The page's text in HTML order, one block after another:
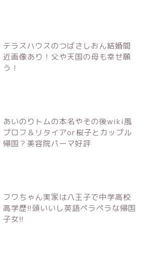
テラスハウスのつばさしおん結婚間
近画像あり！父や天国の母も幸せ願
う！
あいのりトムの本名やその後wiki風
プロフ＆リタイアor桜子とカップル
帰国？美容院パーマ好評
フワちゃん実家は八王子で中学高校
高学歴!!頭いいし英語ペラペラな帰国
子女!!